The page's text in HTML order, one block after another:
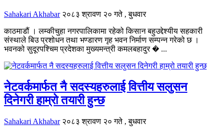
Sahakari Akhabar २०८३ श्रावण २० गते , बुधवार
काठमाडौं । लम्कीचुहा नगरपालिकामा रहेको किसान बहुउद्देश्यीय सहकारी
संस्थाले बिउ प्रशोधन तथा भण्डारण गृह भवन निर्माण सम्पन्न गरेको छ ।
भवनको सुदूरपश्चिम प्रदेशका मुख्यमन्त्री कमलबहादुर � ...
नेटवर्कमार्फत नै सदस्यहरुलाई वित्तीय सलुसन
दिनेगरी हाम्रो तयारी हुन्छ
Sahakari Akhabar २०८३ श्रावण २० गते , बुधवार